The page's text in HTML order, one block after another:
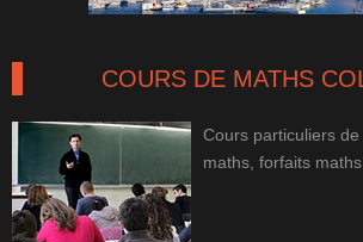
COURS DE MATHS
Cours particuliers
maths, forfaits